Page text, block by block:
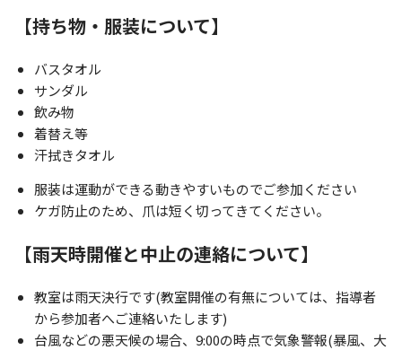
【持ち物・服装について】
バスタオル
サンダル
飲み物
着替え等
汗拭きタオル
服装は運動ができる動きやすいものでご参加ください
ケガ防止のため、爪は短く切ってきてください。
【雨天時開催と中止の連絡について】
教室は雨天決行です(教室開催の有無については、指導者
から参加者へご連絡いたします)
台風などの悪天候の場合、9:00の時点で気象警報(暴風、大